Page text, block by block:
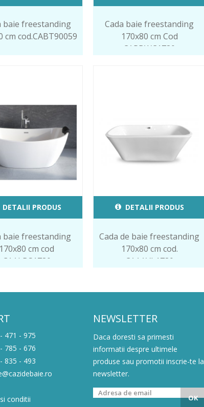
baie freestanding
cm cod.CABT90059
Cada baie freestanding
170x80 cm Cod
CAPBWC1780
DETALII PRODUS
baie freestanding
170x80 cm cod
CAALBS1780
DETALII PRODUS
Cada de baie freestanding
170x80 cm cod.
CAAAVL1780
471 - 975
785 - 676
835 - 493
conditii
NEWSLETTER
Daca doresti sa primesti
informatii despre ultimele
produse sau promotii inscrie-te la
newsletter.
OK